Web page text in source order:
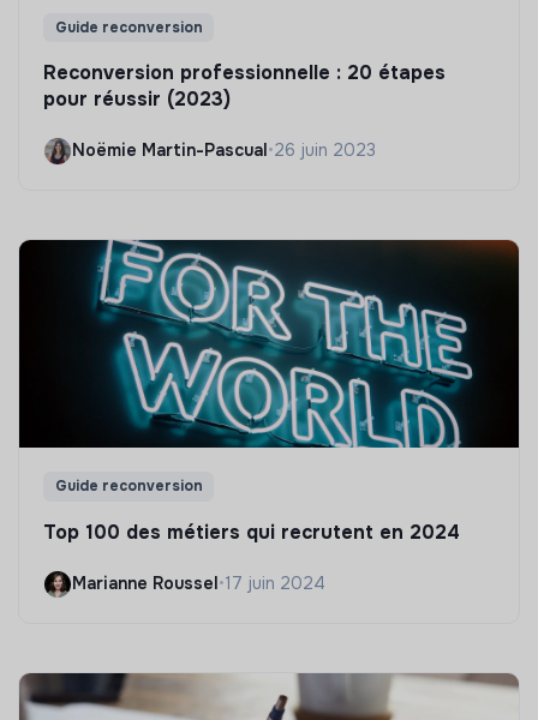
Guide reconversion
Reconversion professionnelle : 20 étapes
pour réussir (2023)
Noëmie Martin-Pascual •26 juin 2023
Guide reconversion
Top 100 des métiers qui recrutent en 2024
Marianne Roussel•17 juin 2024